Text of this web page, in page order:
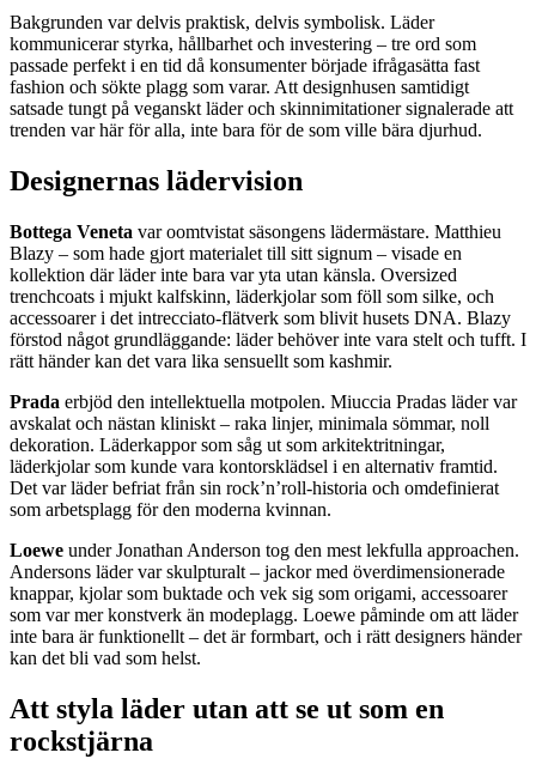
Bakgrunden var delvis praktisk, delvis symbolisk. Läder
kommunicerar styrka, hållbarhet och investering – tre ord som
passade perfekt i en tid då konsumenter började ifrågasätta fast
fashion och sökte plagg som varar. Att designhusen samtidigt
satsade tungt på veganskt läder och skinnimitationer signalerade att
trenden var här för alla, inte bara för de som ville bära djurhud.
Designernas lädervision
Bottega Veneta var oomtvistat säsongens lädermästare. Matthieu
Blazy – som hade gjort materialet till sitt signum – visade en
kollektion där läder inte bara var yta utan känsla. Oversized
trenchcoats i mjukt kalfskinn, läderkjolar som föll som silke, och
accessoarer i det intrecciato-flätverk som blivit husets DNA. Blazy
förstod något grundläggande: läder behöver inte vara stelt och tufft. I
rätt händer kan det vara lika sensuellt som kashmir.
Prada erbjöd den intellektuella motpolen. Miuccia Pradas läder var
avskalat och nästan kliniskt – raka linjer, minimala sömmar, noll
dekoration. Läderkappor som såg ut som arkitektritningar,
läderkjolar som kunde vara kontorsklädsel i en alternativ framtid.
Det var läder befriat från sin rock’n’roll-historia och omdefinierat
som arbetsplagg för den moderna kvinnan.
Loewe under Jonathan Anderson tog den mest lekfulla approachen.
Andersons läder var skulpturalt – jackor med överdimensionerade
knappar, kjolar som buktade och vek sig som origami, accessoarer
som var mer konstverk än modeplagg. Loewe påminde om att läder
inte bara är funktionellt – det är formbart, och i rätt designers händer
kan det bli vad som helst.
Att styla läder utan att se ut som en
rockstjärna